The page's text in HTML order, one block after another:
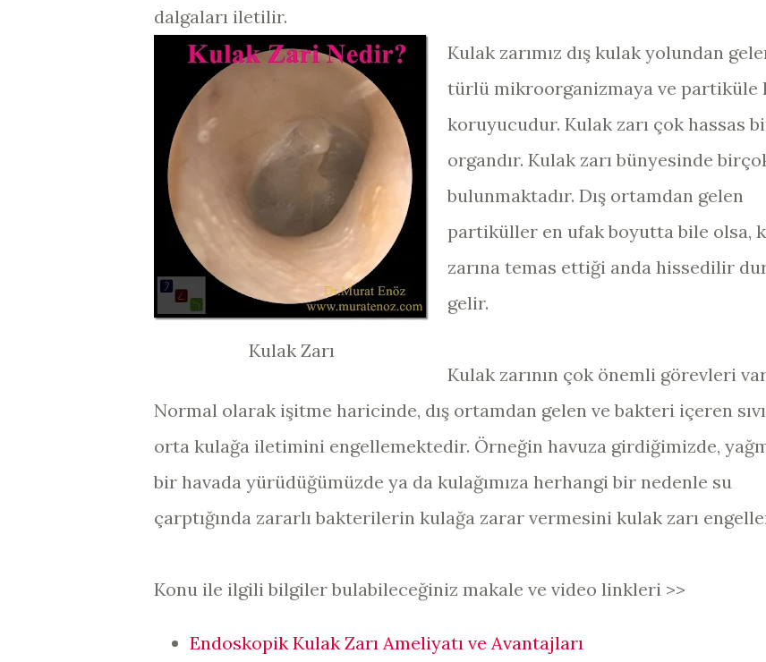
dalgaları iletilir.
Kulak Zarı
Kulak zarımız dış kulak yolundan
türlü mikroorganizmaya ve partiküle
koruyucudur. Kulak zarı çok hassas
organdır. Kulak zarı bünyesinde
bulunmaktadır. Dış ortamdan gelen
partiküller en ufak boyutta bile olsa,
zarına temas ettiği anda hissedilir
gelir.
Kulak zarının çok önemli görevleri
Normal olarak işitme haricinde, dış ortamdan gelen ve bakteri içeren
orta kulağa iletimini engellemektedir. Örneğin havuza girdiğimizde,
bir havada yürüdüğümüzde ya da kulağımıza herhangi bir nedenle su
çarptığında zararlı bakterilerin kulağa zarar vermesini kulak zarı
Konu ile ilgili bilgiler bulabileceğiniz makale ve video linkleri >>
Endoskopik Kulak Zarı Ameliyatı ve Avantajları